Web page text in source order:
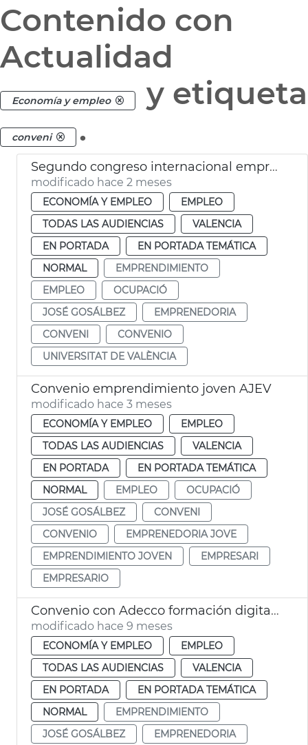
Contenido con
Actualidad
Economía y empleo y etiqueta
conveni .
Segundo congreso internacional emprendimiento València
modificado hace 2 meses
ECONOMÍA Y EMPLEO
EMPLEO
TODAS LAS AUDIENCIAS
VALENCIA
EN PORTADA
EN PORTADA TEMÁTICA
NORMAL
EMPRENDIMIENTO
EMPLEO
OCUPACIÓ
JOSÉ GOSÁLBEZ
EMPRENEDORIA
CONVENI
CONVENIO
UNIVERSITAT DE VALÈNCIA
Convenio emprendimiento joven AJEV
modificado hace 3 meses
ECONOMÍA Y EMPLEO
EMPLEO
TODAS LAS AUDIENCIAS
VALENCIA
EN PORTADA
EN PORTADA TEMÁTICA
NORMAL
EMPLEO
OCUPACIÓ
JOSÉ GOSÁLBEZ
CONVENI
CONVENIO
EMPRENEDORIA JOVE
EMPRENDIMIENTO JOVEN
EMPRESARI
EMPRESARIO
Convenio con Adecco formación digital emprendedores y autónomos
modificado hace 9 meses
ECONOMÍA Y EMPLEO
EMPLEO
TODAS LAS AUDIENCIAS
VALENCIA
EN PORTADA
EN PORTADA TEMÁTICA
NORMAL
EMPRENDIMIENTO
JOSÉ GOSÁLBEZ
EMPRENEDORIA